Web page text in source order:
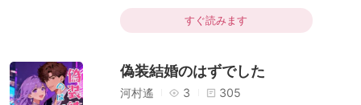
がすぐには実現しないことになるとは彼女も
思わなかった。 エライアスは、数百万ドルの
れていた。しかし、彼は不思議にもスカーレ
ットに関心を抱くようになった。 スカーレッ
ラブリターン
ベビー助攻
すぐ読みます
偽装結婚のはずでした
河村遙 3
305